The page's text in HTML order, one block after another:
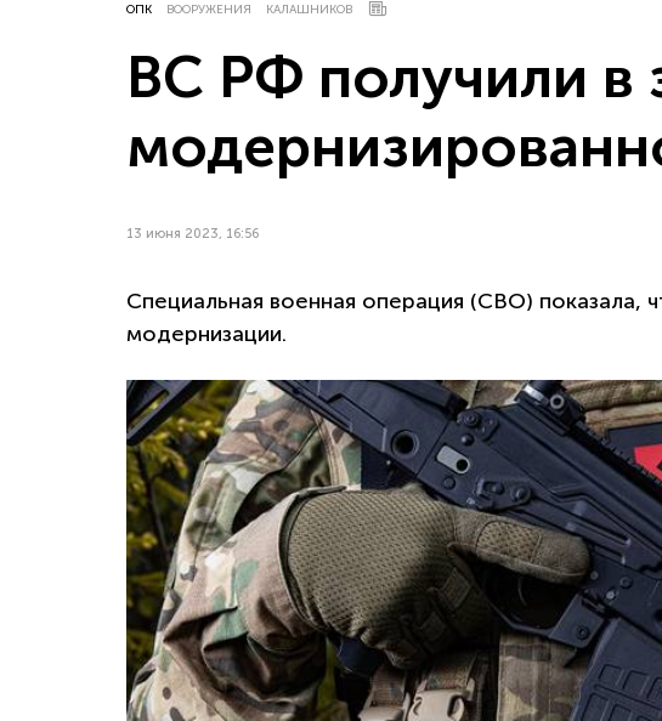
ОПК ВООРУЖЕНИЯ КАЛАШНИКОВ
ВС РФ получили в
13 июня 2023, 16:56
Специальная военная операция (СВО)
модернизации.